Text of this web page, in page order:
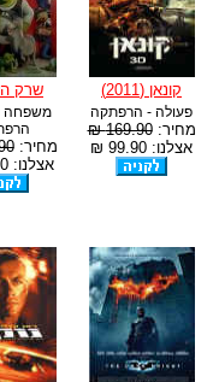
קונאן (2011)
פעולה - הרפתקה
מחיר:169.90 ₪
אצלנו: 99.90 ₪
שרק
משפחה
מחיר:₪
אצלנו: 79.90 ₪